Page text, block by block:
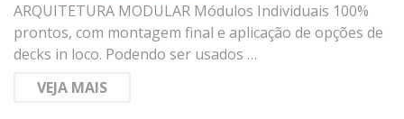
ARQUITETURA MODULAR Módulos Individuais 100%
prontos, com montagem final e aplicação de opções de
decks in loco. Podendo ser usados …
VEJA MAIS